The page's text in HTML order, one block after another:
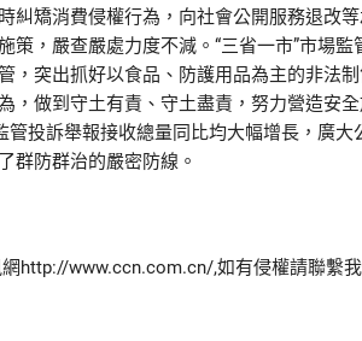
糾矯消費侵權行為，向社會公開服務退改
策，嚴查嚴處力度不減。“三省一市”市場
，突出抓好以食品、防護用品為主的非法
，做到守土有責、守土盡責，努力營造安
管投訴舉報接收總量同比均大幅增長，廣
群防群治的嚴密防線。
http://www.ccn.com.cn/,如有侵權請聯繫